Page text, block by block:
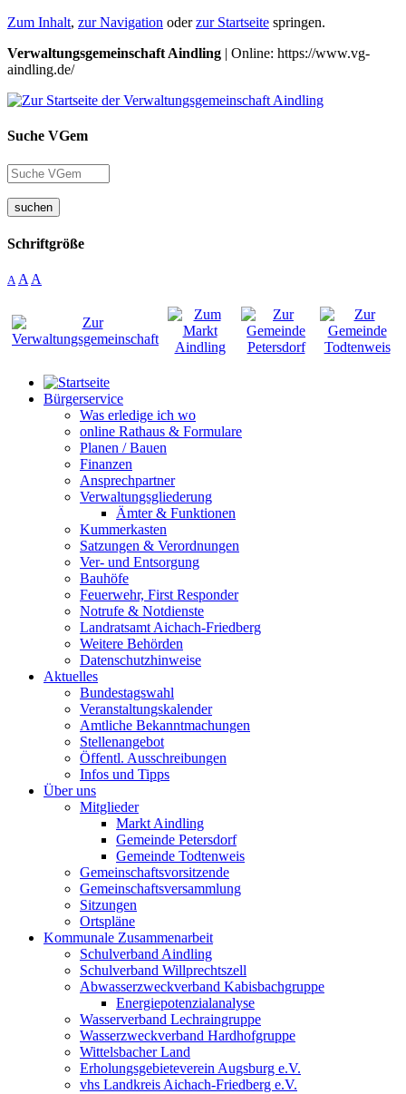
Zum Inhalt, zur Navigation oderzur Startseite springen.
Verwaltungsgemeinschaft Aindling | Online: https://www.vg-
aindling.de/
Suche VGem
suchen
Schriftgröße
A A A
Bürgerservice
Was erledige ich wo
online Rathaus & Formulare
Planen / Bauen
Finanzen
Ansprechpartner
Verwaltungsgliederung
Ämter & Funktionen
Kummerkasten
Satzungen & Verordnungen
Ver- und Entsorgung
Bauhöfe
Feuerwehr, First Responder
Notrufe & Notdienste
Landratsamt Aichach-Friedberg
Weitere Behörden
Datenschutzhinweise
Aktuelles
Bundestagswahl
Veranstaltungskalender
Amtliche Bekanntmachungen
Stellenangebot
Öffentl. Ausschreibungen
Infos und Tipps
Über uns
Mitglieder
Markt Aindling
Gemeinde Petersdorf
Gemeinde Todtenweis
Gemeinschaftsvorsitzende
Gemeinschaftsversammlung
Sitzungen
Ortspläne
Kommunale Zusammenarbeit
Schulverband Aindling
Schulverband Willprechtszell
Abwasserzweckverband Kabisbachgruppe
Energiepotenzialanalyse
Wasserverband Lechraingruppe
Wasserzweckverband Hardhofgruppe
Wittelsbacher Land
Erholungsgebieteverein Augsburg e.V.
vhs Landkreis Aichach-Friedberg e.V.